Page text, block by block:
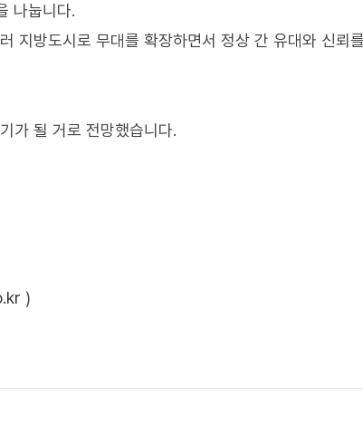
나눕니다.
지방도시로 무대를 확장하면서 정상 간 유대와 신뢰
가 될 거로 전망했습니다.
)